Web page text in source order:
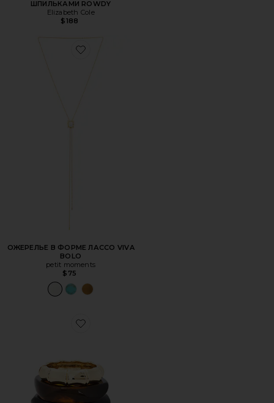
ШПИЛЬКАМИ ROWDY
Elizabeth Cole
$188
Favorite ОЖЕРЕЛЬЕ В ФОРМЕ ЛАССО VIVA BOLO
ОЖЕРЕЛЬЕ В ФОРМЕ ЛАССО VIVA
BOLO
petit moments
$75
Favorite БРАСЛЕТ